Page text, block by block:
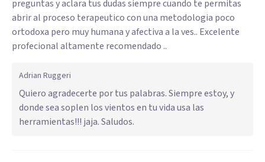
preguntas y aclara tus dudas siempre cuando te permitas
abrir al proceso terapeutico con una metodologia poco
ortodoxa pero muy humana y afectiva a la ves.. Excelente
profecional altamente recomendado ..
Adrian Ruggeri
Quiero agradecerte por tus palabras. Siempre estoy, y
donde sea soplen los vientos en tu vida usa las
herramientas!!! jaja. Saludos.